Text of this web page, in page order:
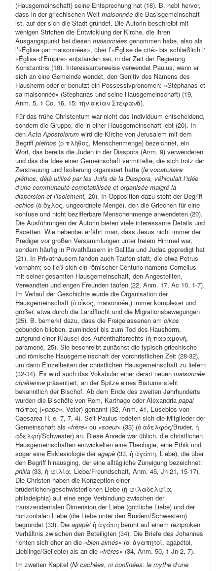
(Hausgemeinschaft) seine Entsprechung hat (18). B. hebt hervor,
dass in der griechischen Welt maisonnée die Basisgemeinschaft
ist, auf der sich die Stadt gründet. Die Autorin beschreibt mit
wenigen Strichen die Entwicklung der Kirche, die ihren
Ausgangspunkt bei diesen maisonnées genommen habe, also als
l’«Église par maisonnées», über l’«Église de cité» bis schließlich l‘
«Église d‘Empire» entstanden sei, in der Zeit der Regierung
Konstantins (18). Interessanterweise verwendet Paulus, wenn er
sich an eine Gemeinde wendet, den Genitiv des Namens des
Hausherrn oder er benutzt ein Possessivpronomen: «Stéphanas et
sa maisonnée» (Stephanas und seine Hausgemeinschaft) (19,
Anm. 5, 1 Co, 16, 15: τὴν οἰκίαν Στεφανᾶ).
Für das frühe Christentum war nicht das Individuum entscheidend,
sondern die Gruppe, die in einer Hausgemeinschaft lebt (20). In
denActa Apostolorum wird die Kirche von Jerusalem mit dem
Begriff pléthos (ὁ πλῆθος, Menschenmenge) bezeichnet, ein
Wort, das bereits die Juden in der Diaspora (Anm. 9) verwendeten
und das die Idee einer Gemeinschaft vermittelte, die sich trotz der
Zerstreuung und Isolierung organisiert hatte (le vocabulaire
pléthos, déjà utilisé par les Juifs de la Diaspora, véhiculait l’idée
d’une communauté comptabilisée et organisée malgré la
dispersion et l’isolement, 20). In Opposition dazu steht der Begriff
ochlos (ὁ ὄχλος, ungeordnete Menge), den die Griechen für eine
konfuse und nicht bezifferbare Menschenmenge anwendeten (20).
Die Ausführungen der Autorin bieten viele interessante Details und
Facetten. Wie nebenbei erfährt man, dass Jesus nicht immer der
Prediger vor großen Versammlungen unter freiem Himmel war,
sondern häufig in Privathäusern in Galiläa und Judäa gepredigt hat
(21). In Privathäusern fanden auch Taufen statt, die etwa Petrus
vornahm; so ließ sich ein römischer Centurio namens Cornelius
mit seiner gesamten Hausgemeinschaft, den Angestellten,
Verwandten und engen Freunden taufen (22, Anm. 17, Ac 10, 1-7).
Im Verlauf der Geschichte wurde die Organisation der
Hausgemeinschaft (ὁ οἶκος, maisonnée,) immer komplexer und
größer, etwa durch die Landflucht und die Migrationsbewegungen
(25). B. bemerkt dazu, dass die Freigelassenen am oikos
gebunden blieben, zumindest bis zum Tod des Hausherrn,
aufgrund einer Klausel des Aufenthaltsrechts (ἡ παραμονή,
paramonè, 25). Sie beschreibt zunächst die typisch griechische
und römische Hausgemeinschaft der vorchristlichen Zeit (28-32),
um dann Einzelheiten der christlichen Hausgemeinschaft zu liefern
(32-34). Es wird auch das Vokabular einer derart neuen maisonnée
chrétienne präsentiert; an der Spitze eines Bistums steht
bekanntlich der Bischof. Ab dem Ende des zweiten Jahrhunderts
wurden die Bischöfe von Rom, Karthago oder Alexandria papa/
πάπας («pape», Vater) genannt (32, Anm. 41, Eusebios von
Caesarea H. e. 7, 7, 4). Seit Paulus redeten sich die Mitglieder der
Gemeinschaft als «frère» ou «soeur» (33) (ὁ ἀδελφός/Bruder, ἡ
ἀδελφή/Schwester) an. Diese Anrede war üblich, die christlichen
Hausgemeinschaften entwickelten eine Theologie, eine Ethik und
sogar eine Ekklesiologie deragapè (33, ἡ ἀγάπη, Liebe), die über
den Begriff hinausging, der eine alltägliche Zuneigung bezeichnet:
philia (33, ἡ φιλία, Liebe/Freundschaft, Anm. 45, Jn 21, 15-17).
Die Christen haben die Konzeption einer
brüderlichen/geschwisterlichen Liebe (ἡ φιλαδελφία,
philadelphia) auf eine enge Verbindung zwischen der
transzendentalen Dimension der Liebe (göttliche Liebe) und der
horizontalen Liebe (die Liebe unter den Brüdern/Schwestern)
begründet (33). Die agapè/ἡ ἀγάπη beruht auf einem reziproken
Verhältnis zwischen den Beteiligten (34). Die Briefe des Johannes
richten sich eher an die «bien-aimés» (οἱ ἀγαπητοί, agapétoi,
Lieblinge/Geliebte) als an die «frères» (34, Anm. 50, 1 Jn 2, 7).
Im zweiten Kapitel (Ni cachées, ni confinées: le mythe d’une